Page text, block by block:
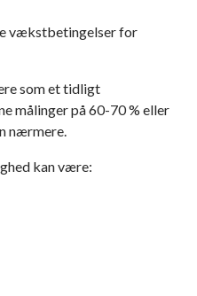
vækstbetingelser for
som et tidligt
målinger på 60-70 % eller
nærmere.
kan være: